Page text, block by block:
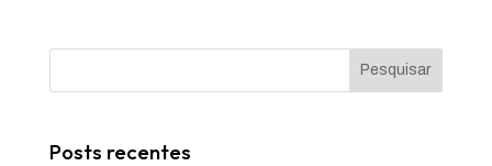
Pesquisar
Posts recentes